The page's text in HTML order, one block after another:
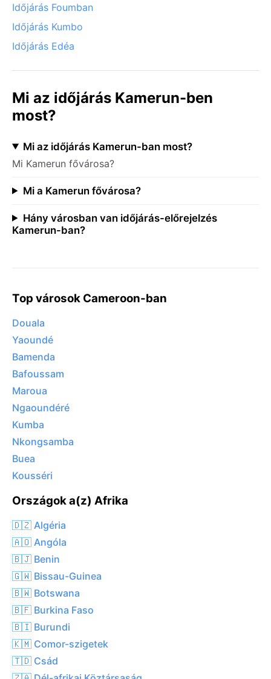
Időjárás Foumban
Időjárás Kumbo
Időjárás Edéa
Mi az időjárás Kamerun-ben
most?
Mi az időjárás Kamerun-ban most?
Mi Kamerun fővárosa?
Mi a Kamerun fővárosa?
Hány városban van időjárás-előrejelzés
Kamerun-ban?
Top városok Cameroon-ban
Douala
Yaoundé
Bamenda
Bafoussam
Maroua
Ngaoundéré
Kumba
Nkongsamba
Buea
Kousséri
Országok a(z) Afrika
🇩🇿 Algéria
🇦🇴 Angóla
🇧🇯 Benin
🇬🇼 Bissau-Guinea
🇧🇼 Botswana
🇧🇫 Burkina Faso
🇧🇮 Burundi
🇰🇲 Comor-szigetek
🇹🇩 Csád